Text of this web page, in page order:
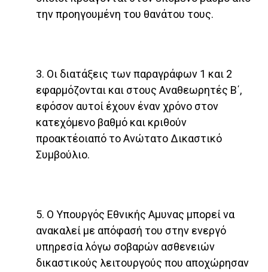
την προηγουμένη του θανάτου τους.
3. Οι διατάξεις των παραγράφων 1 και 2
εφαρμόζονται και στους Αναθεωρητές Β΄,
εφόσον αυτοί έχουν έναν χρόνο στον
κατεχόμενο βαθμό και κριθούν
προακτέοιαπό το Ανώτατο Δικαστικό
Συμβούλιο.
5. Ο Υπουργός Εθνικής Αμυνας μπορεί να
ανακαλεί με απόφασή του στην ενεργό
υπηρεσία λόγω σοβαρών ασθενειών
δικαστικούς λειτουργούς που αποχώρησαν